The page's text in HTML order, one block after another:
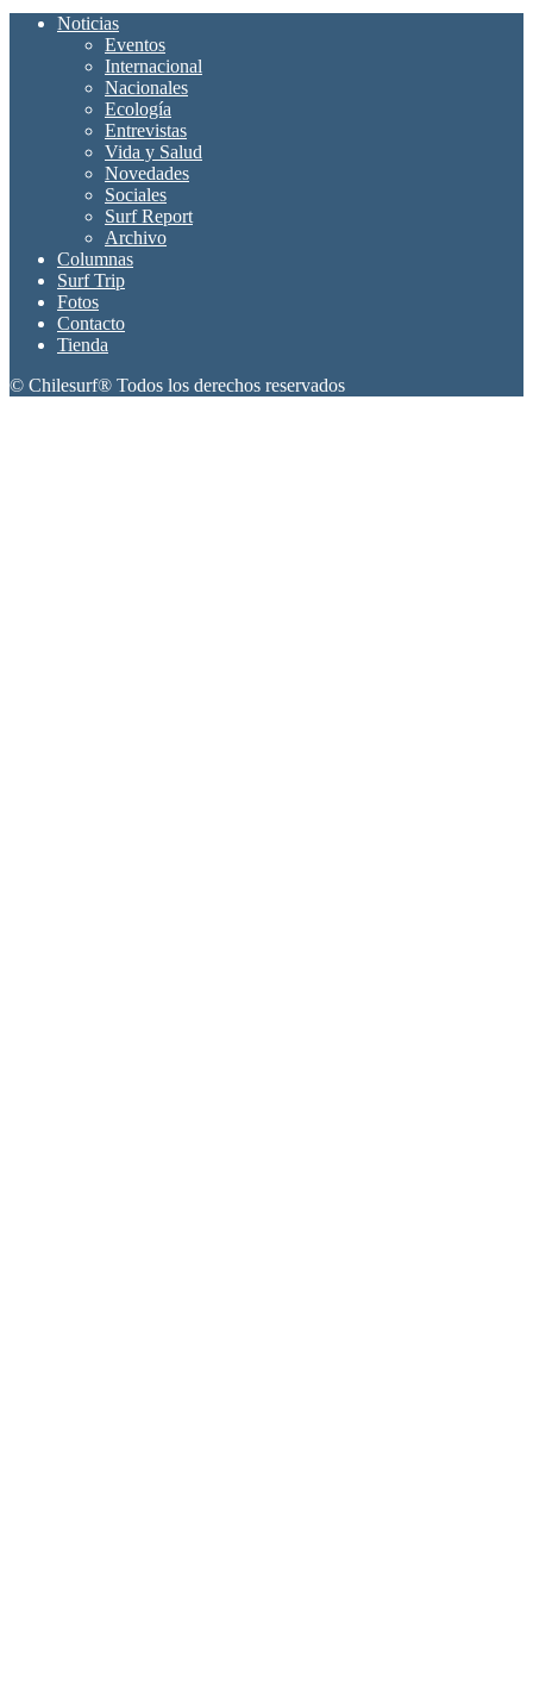
Noticias
Eventos
Internacional
Nacionales
Ecología
Entrevistas
Vida y Salud
Novedades
Sociales
Surf Report
Archivo
Columnas
Surf Trip
Fotos
Contacto
Tienda
© Chilesurf® Todos los derechos reservados